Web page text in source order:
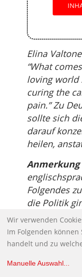
Elina
“What
loving world
curing the
pain.” Zu
sollte sich
darauf
heilen,
Anmerkung
Folgendes
die Politik
im
bei der
leitende
Modell für
Wir verwenden
Im Folgenden können
handelt und zu
Manuelle Auswahl...